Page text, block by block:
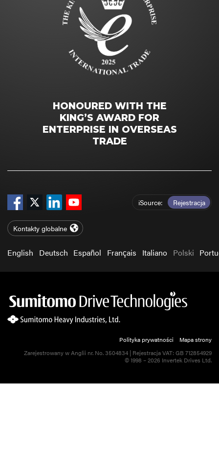
HONOURED WITH THE
KING’S AWARD FOR
ENTERPRISE IN OVERSEAS
TRADE
iSource Rejestracja
Kontakty globalne
English Deutsch Español Français Italiano Polski
Polityka prywatności
Mapa strony
Zarejestrowany w Anglii nr. No. 3504834 | Rejestracja VAT: GB 712854929
© 1998 – 2026 Invertek Drives Ltd.